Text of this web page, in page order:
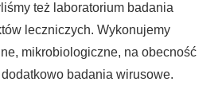
też laboratorium badania
leczniczych. Wykonujemy
mikrobiologiczne, na obecność
badania wirusowe.